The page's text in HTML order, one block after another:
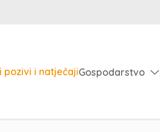
pozivi i natječajiGospodarstvo